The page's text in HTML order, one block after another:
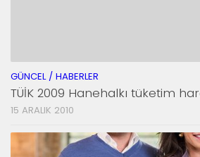
GÜNCEL / HABERLER
TÜİK 2009 Hanehalkı tüketim
15 ARALIK 2010